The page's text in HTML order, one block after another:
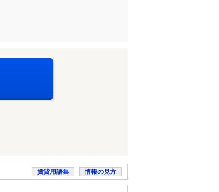
賃貸用語集 情報の見方